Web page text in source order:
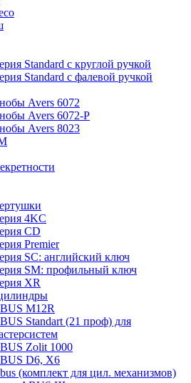
Standard с круглой ручкой
Standard с фалевой ручкой
Avers 6072
Avers 6072-P
Avers 8023
4KC
CD
Premier
SC: английский ключ
SM: профильный ключ
XR
M12R
Standart (21 проф) для
Zolit 1000
D6, X6
(комплект для цил. механизмов)